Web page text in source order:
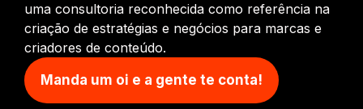
uma consultoria reconhecida como referência na
criação de estratégias e negócios para marcas e
criadores de conteúdo.
Manda um oi e a gente te conta!